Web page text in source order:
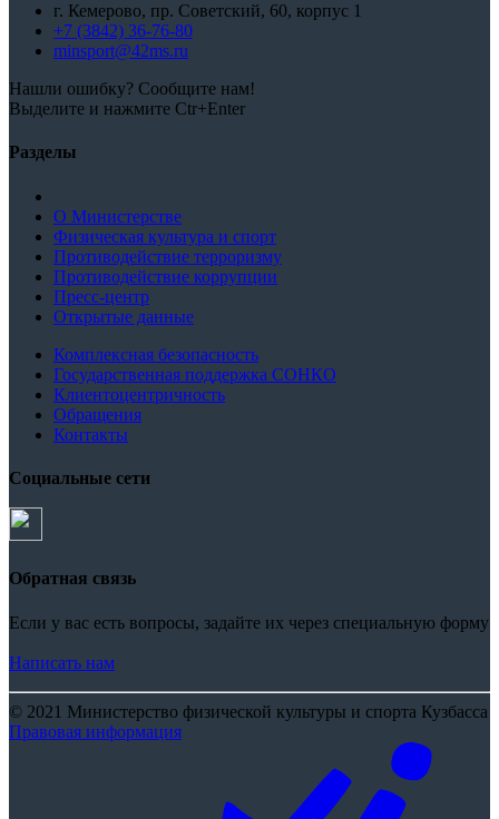
г. Кемерово, пр. Советский, 60, корпус 1
+7 (3842) 36-76-80
minsport@42ms.ru
Нашли ошибку? Сообщите нам!
Выделите и нажмите Ctr+Enter
Разделы
О Министерстве
Физическая культура и спорт
Противодействие терроризму
Противодействие коррупции
Пресс-центр
Открытые данные
Комплексная безопасность
Государственная поддержка СОНКО
Клиентоцентричность
Обращения
Контакты
Социальные сети
Обратная связь
Если у вас есть вопросы, задайте их через специальную форму
Написать нам
© 2021 Министерство физической культуры и спорта Кузбасса
Правовая информация